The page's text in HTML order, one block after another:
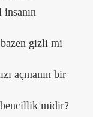
gizli mi
açmanın bir
bencillik midir?